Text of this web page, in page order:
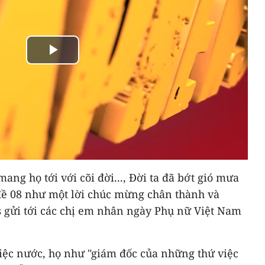
Play
Video
họ tới với cõi đời..., Đời ta đã bớt gió mưa
08 như một lời chúc mừng chân thành và
tới các chị em nhân ngày Phụ nữ Việt Nam
nước, họ như "giám đốc của những thứ việc